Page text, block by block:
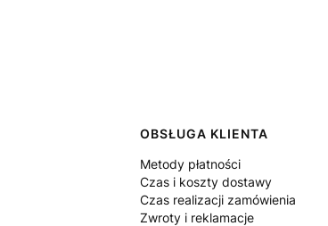
OBSŁUGA KLIENTA
Metody płatności
Czas i koszty dostawy
Czas realizacji zamówienia
Zwroty i reklamacje